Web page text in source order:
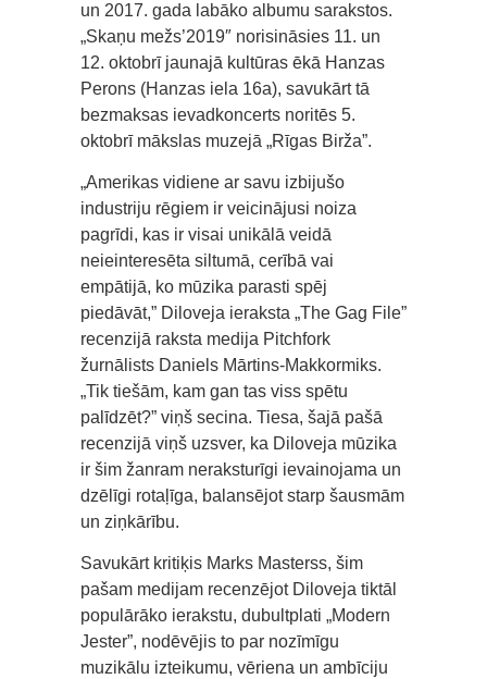
un 2017. gada labāko albumu sarakstos.
„Skaņu mežs’2019″ norisināsies 11. un
12. oktobrī jaunajā kultūras ēkā Hanzas
Perons (Hanzas iela 16a), savukārt tā
bezmaksas ievadkoncerts noritēs 5.
oktobrī mākslas muzejā „Rīgas Birža”.
„Amerikas vidiene ar savu izbijušo
industriju rēgiem ir veicinājusi noiza
pagrīdi, kas ir visai unikālā veidā
neieinteresēta siltumā, cerībā vai
empātijā, ko mūzika parasti spēj
piedāvāt,” Diloveja ieraksta „The Gag File”
recenzijā raksta medija Pitchfork
žurnālists Daniels Mārtins-Makkormiks.
„Tik tiešām, kam gan tas viss spētu
palīdzēt?” viņš secina. Tiesa, šajā pašā
recenzijā viņš uzsver, ka Diloveja mūzika
ir šim žanram neraksturīgi ievainojama un
dzēlīgi rotaļīga, balansējot starp šausmām
un ziņkārību.
Savukārt kritiķis Marks Masterss, šim
pašam medijam recenzējot Diloveja tiktāl
populārāko ierakstu, dubultplati „Modern
Jester”, nodēvējis to par nozīmīgu
muzikālu izteikumu, vēriena un ambīciju